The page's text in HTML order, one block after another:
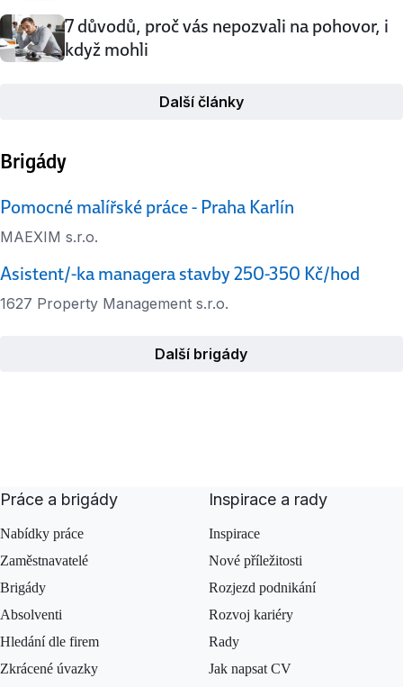
7 důvodů, proč vás nepozvali na pohovor, i
když mohli
Další články
Brigády
Pomocné malířské práce - Praha Karlín
MAEXIM s.r.o.
Asistent/-ka managera stavby 250-350 Kč/hod
1627 Property Management s.r.o.
Další brigády
Práce a brigády
Nabídky práce
Zaměstnavatelé
Brigády
Absolventi
Hledání dle firem
Zkrácené úvazky
Inspirace a rady
Inspirace
Nové příležitosti
Rozjezd podnikání
Rozvoj kariéry
Rady
Jak napsat CV